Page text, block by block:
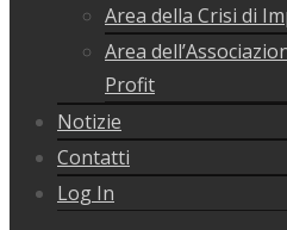
Area della Crisi di
Area
Profit
Notizie
Contatti
Log In